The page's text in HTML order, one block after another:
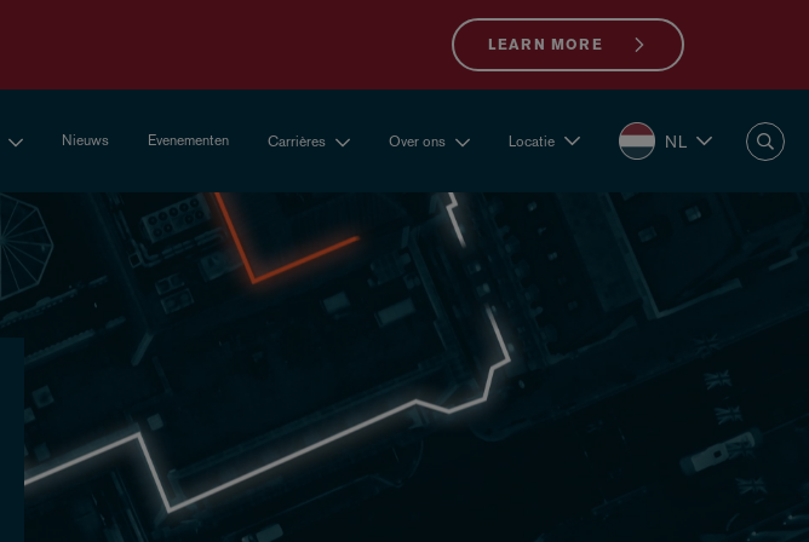
LEARN MORE
Nieuws Evenementen Carrières Over ons Locatie NL